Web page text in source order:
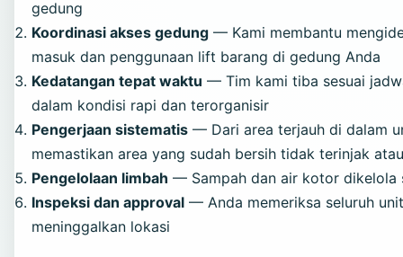
gedung
Koordinasi akses gedung — Kami membantu
masuk dan penggunaan lift barang di gedung Anda
Kedatangan tepat waktu — Tim kami tiba sesuai
dalam kondisi rapi dan terorganisir
Pengerjaan sistematis — Dari area terjauh di dalam
memastikan area yang sudah bersih tidak terinjak
Pengelolaan limbah — Sampah dan air kotor dikelola
Inspeksi dan approval — Anda memeriksa seluruh
meninggalkan lokasi